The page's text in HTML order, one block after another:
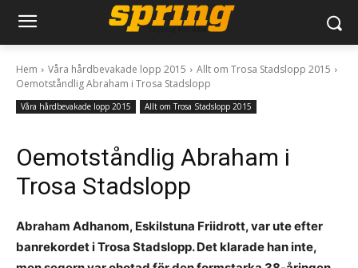
Hem Våra hårdbevakade lopp 2015
Allt om Trosa Stadslopp 2015
Oemotståndlig Abraham i Trosa Stadslopp
Våra hårdbevakade lopp 2015 Allt om Trosa Stadslopp 2015
Oemotståndlig Abraham i
Trosa Stadslopp
Abraham Adhanom, Eskilstuna Friidrott, var ute efter
banrekordet i Trosa Stadslopp. Det klarade han inte,